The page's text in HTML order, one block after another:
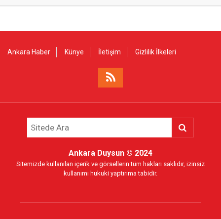
Ankara Haber Künye İletişim Gizlilik İlkeleri
Ankara Duysun © 2024
Sitemizde kullanılan içerik ve görsellerin tüm hakları saklıdır, izinsiz
kullanımı hukuki yaptırıma tabidir.